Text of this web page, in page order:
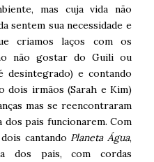
mas cuja vida não
sentem sua necessidade e
criamos laços com os
não gostar do Guili ou
desintegrado) e contando
dois irmãos (Sarah e Kim)
mas se reencontraram
dos pais funcionarem. Com
cantando Planeta Água,
dos pais, com cordas